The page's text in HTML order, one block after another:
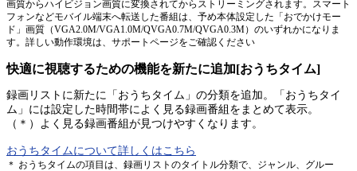
画質からハイビジョン画質に変換されてからストリーミングされます。スマート
フォンなどモバイル端末へ転送した番組は、予め本体設定した「おでかけモー
ド」画質（VGA2.0M/VGA1.0M/QVGA0.7M/QVGA0.3M）のいずれかになりま
す。詳しい動作環境は、サポートページをご確認ください
快適に視聴するための機能を新たに追加[おうちタイム]
録画リストに新たに「おうちタイム」の分類を追加。「おうちタイ
ム」には設定した時間帯によく見る録画番組をまとめて表示。
（＊）よく見る録画番組が見つけやすくなります。
おうちタイムについて詳しくはこちら
＊ おうちタイムの項目は、録画リストのタイトル分類で、ジャンル、グルー